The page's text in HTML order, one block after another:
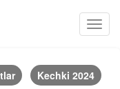
Kechki 2024